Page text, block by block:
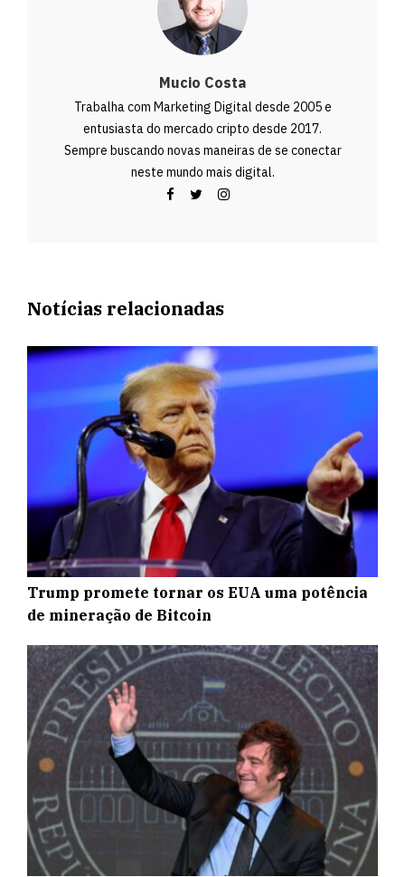
Mucio Costa
Trabalha com Marketing Digital desde 2005 e
entusiasta do mercado cripto desde 2017.
Sempre buscando novas maneiras de se conectar
neste mundo mais digital.
Notícias relacionadas
Trump promete tornar os EUA uma potência
de mineração de Bitcoin